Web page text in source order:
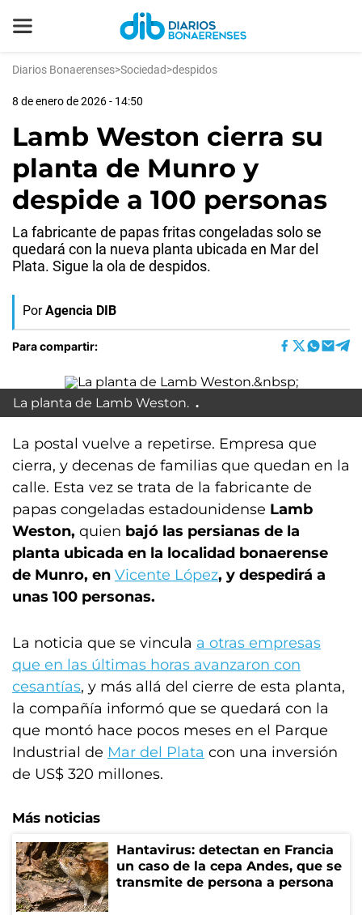
Diarios Bonaerenses>Sociedad>despidos
8 de enero de 2026 - 14:50
Lamb Weston cierra su
planta de Munro y
despide a 100 personas
La fabricante de papas fritas congeladas solo se
quedará con la nueva planta ubicada en Mar del
Plata. Sigue la ola de despidos.
Por Agencia DIB
Para compartir:
La planta de Lamb Weston.
La postal vuelve a repetirse. Empresa que
cierra, y decenas de familias que quedan en la
calle. Esta vez se trata de la fabricante de
papas congeladas estadounidense Lamb
Weston, quien bajó las persianas de la
planta ubicada en la localidad bonaerense
de Munro, en Vicente López, y despedirá a
unas 100 personas.
La noticia que se vincula a otras empresas
que en las últimas horas avanzaron con
cesantías, y más allá del cierre de esta planta,
la compañía informó que se quedará con la
que montó hace pocos meses en el Parque
Industrial de Mar del Plata con una inversión
de US$ 320 millones.
Más noticias
Hantavirus: detectan en Francia
un caso de la cepa Andes, que se
transmite de persona a persona